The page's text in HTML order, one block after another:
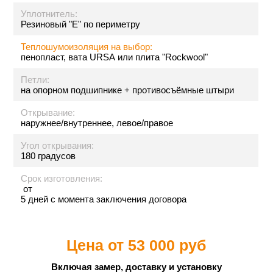
Уплотнитель:
Резиновый "Е" по периметру
Теплошумоизоляция на выбор:
пенопласт, вата URSA или плита "Rockwool"
Петли:
на опорном подшипнике + противосъёмные штыри
Открывание:
наружнее/внутреннее, левое/правое
Угол открывания:
180 градусов
Срок изготовления:
от
5 дней с момента заключения договора
Цена от53 000 руб
Включая замер, доставку и установку